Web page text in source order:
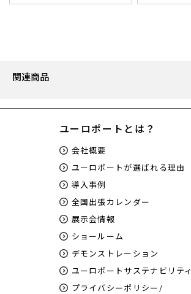
関連商品
ユーロポートとは？
会社概要
ユーロポートが選ばれる理由
導入事例
全国出張カレンダー
展示会情報
ショールーム
デモンストレーション
ユーロポートサステナビリティ
プライバシーポリシー/